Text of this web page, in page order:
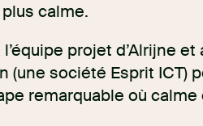
calme.
projet d’Alrijne
(une société Esprit ICT)
remarquable où